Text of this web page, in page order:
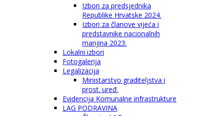
Izbori za predsjednika
Republike Hrvatske 2024.
Izbori za članove vijeća i
predstavnike nacionalnih
manjina 2023.
Lokalni izbori
Fotogalerija
Legalizacija
Ministarstvo graditeljstva i
prost. uređ.
Evidencija Komunalne infrastrukture
LAG PODRAVINA